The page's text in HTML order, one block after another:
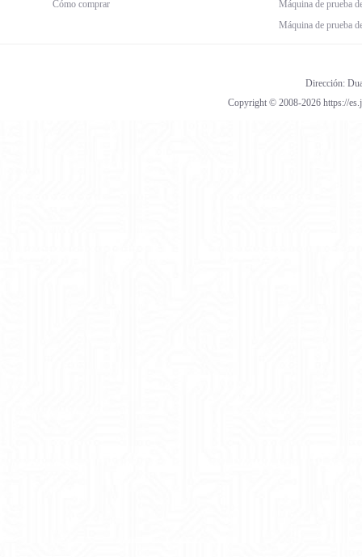
Cómo comprar
Máquina de prueba
Máquina de prueba
Dirección:
Copyright © 2008-2026 https://